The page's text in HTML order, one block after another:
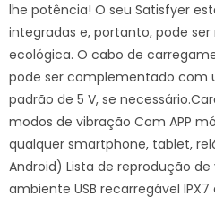
lhe potência! O seu Satisfyer
integradas e, portanto, pode
ecológica. O cabo de
pode ser complementado com
padrão de 5 V, se
modos de vibração Com APP
qualquer smartphone, tablet,
Android) Lista de reprodução
ambiente USB recarregável IPX7